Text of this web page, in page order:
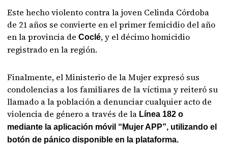
Este hecho violento contra la joven Celinda Córdoba
de 21 años se convierte en el primer femicidio del año
en la provincia deCoclé, y el décimo homicidio
registrado en la región.
Finalmente, el Ministerio de la Mujer expresó sus
condolencias a los familiares de la víctima y reiteró su
llamado a la población a denunciar cualquier acto de
violencia de género a través de la Línea 182 o
mediante la aplicación móvil “Mujer APP”, utilizando el
botón de pánico disponible en la plataforma.